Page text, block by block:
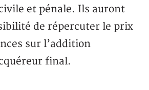
et pénale. Ils auront
de répercuter le prix
sur l’addition
final.